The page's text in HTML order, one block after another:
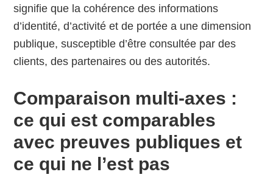
signifie que la cohérence des informations
d’identité, d’activité et de portée a une dimension
publique, susceptible d’être consultée par des
clients, des partenaires ou des autorités.
Comparaison multi-axes :
ce qui est comparables
avec preuves publiques et
ce qui ne l’est pas